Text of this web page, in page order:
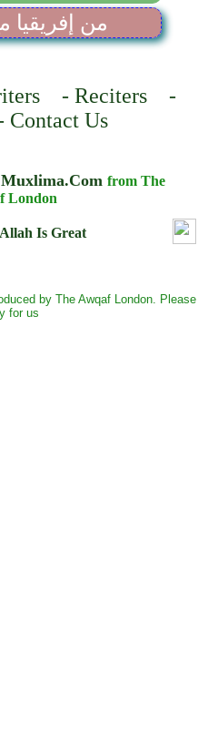
! من إفريقيا
- Reciters -
Us
Muxlima.Com from The
London
Allah Is Great
by The Awqaf London. Please
for us